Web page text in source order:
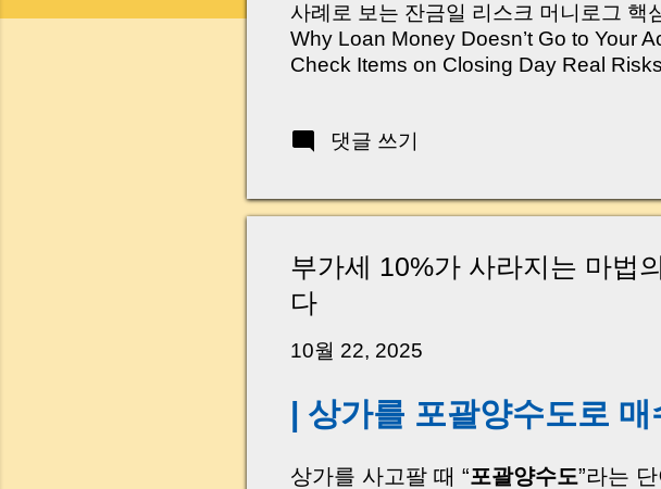
사례로 보는 잔금일 리스크 머니로그
Why Loan Money Doesn’t Go to Your
Check Items on Closing Day Real
억 원이 한 번에 움직이는 가장 긴장되
황이 있었습니다. 또 어떤 분은 이렇게
“매도인이 대출 안 갚고 도망가면 어떡
꼭 준비해야 하는지 중개 실무 기준으로
하시면, 잔금일이 더 이상 두려운 날이
댓글 쓰기
부가세 10%가 사라지는 마법
다
10월 22, 2025
| 상가를 포괄양수도로
상가를 사고팔 때 “포괄양수도”라는